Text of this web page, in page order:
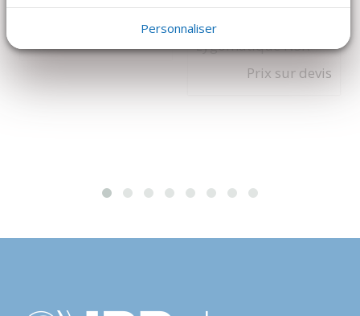
Fraise C161 (x3)
105 €
NSK
Pièce à main
zygomatique NSK
Prix sur devis
Personnaliser